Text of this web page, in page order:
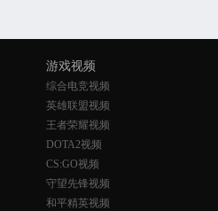
游戏视频
综合电竞视频
英雄联盟视频
王者荣耀视频
DOTA2视频
CS:GO视频
守望先锋视频
和平精英视频